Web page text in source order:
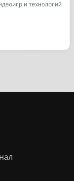
и технологий